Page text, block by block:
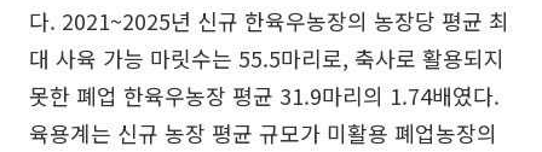
다. 2021~2025년 신규 한육우농장의 농장당 평균 최
대 사육 가능 마릿수는 55.5마리로, 축사로 활용되지
못한 폐업 한육우농장 평균 31.9마리의 1.74배였다.
육용계는 신규 농장 평균 규모가 미활용 폐업농장의